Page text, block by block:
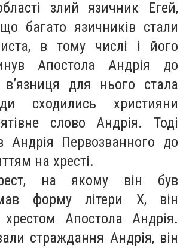
злий язичник Егей,
багато язичників стали
в тому числі і його
Апостола Андрія до
в’язниця для нього стала
сходились християни
слово Андрія. Тоді
Андрія Первозванного до
на хресті.
на якому він був
форму літери X, він
хрестом Апостола Андрія.
страждання Андрія, він